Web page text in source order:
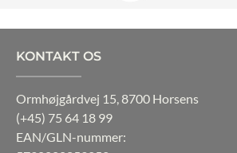
KONTAKT OS
Ormhøjgårdvej 15, 8700 Horsens
(+45) 75 64 18 99
EAN/GLN-nummer: